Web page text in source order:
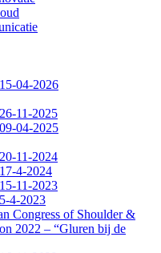
04-2026
11-2025
04-2025
11-2024
4-2024
11-2023
4-2023
Congress of Shoulder &
2022 – “Gluren bij de